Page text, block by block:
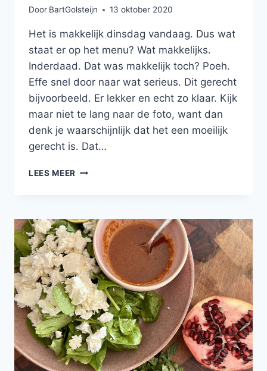
Door BartGolsteijn 13 oktober 2020
Het is makkelijk dinsdag vandaag. Dus wat
staat er op het menu? Wat makkelijks.
Inderdaad. Dat was makkelijk toch? Poeh.
Effe snel door naar wat serieus. Dit gerecht
bijvoorbeeld. Er lekker en echt zo klaar. Kijk
maar niet te lang naar de foto, want dan
denk je waarschijnlijk dat het een moeilijk
gerecht is. Dat…
LEES MEER KABELJAUW
PARELCOUSCOUS
EN
GROENE
ASPERGES